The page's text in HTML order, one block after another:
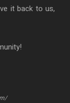
it back to us,